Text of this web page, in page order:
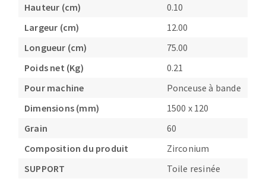
Hauteur (cm)
0.10
Largeur (cm)
12.00
Longueur (cm)
75.00
Poids net (Kg)
0.21
Pour machine
Ponceuse à bande
Dimensions (mm)
1500 x 120
Grain
60
Composition du produit
Zirconium
SUPPORT
Toile resinée